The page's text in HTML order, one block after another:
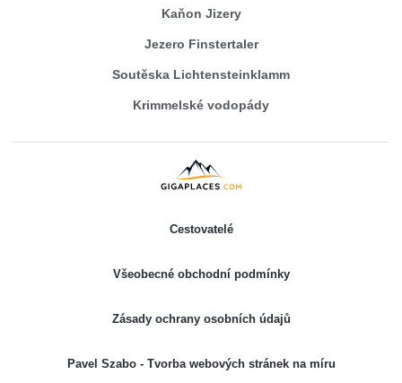
Kaňon Jizery
Jezero Finstertaler
Soutěska Lichtensteinklamm
Krimmelské vodopády
Cestovatelé
Všeobecné obchodní podmínky
Zásady ochrany osobních údajů
Pavel Szabo - Tvorba webových stránek na míru